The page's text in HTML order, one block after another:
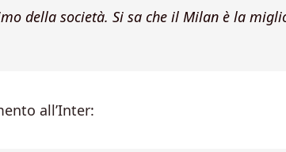
della società. Si sa che il Milan è la
all’Inter: